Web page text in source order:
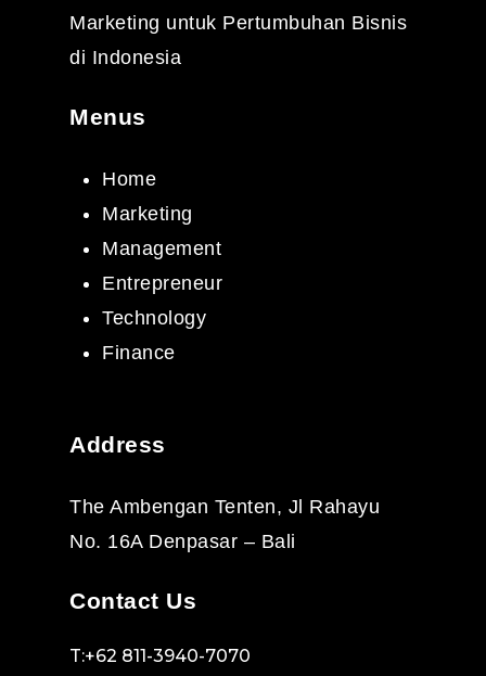
Marketing untuk Pertumbuhan Bisnis
di Indonesia
Menus
Home
Marketing
Management
Entrepreneur
Technology
Finance
Address
The Ambengan Tenten, Jl Rahayu
No. 16A Denpasar – Bali
Contact Us
T:+62 811-3940-7070